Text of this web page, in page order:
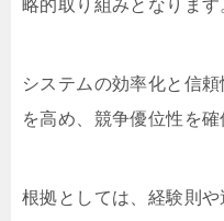
略的取り組みとなります
システムの効率化と信
を高め、競争優位性を
根拠としては、経験則